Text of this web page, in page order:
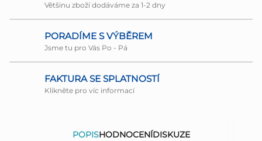
Většinu zboží dodáváme za 1-2 dny
PORADÍME S VÝBĚREM
Jsme tu pro Vás Po - Pá
FAKTURA SE SPLATNOSTÍ
Klikněte pro víc informací
POPISHODNOCENÍDISKUZE